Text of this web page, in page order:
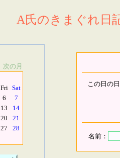
A氏のきまぐれ日
次の月
Fri Sat
6
7
13
14
20
21
27
28
この日の
名前：